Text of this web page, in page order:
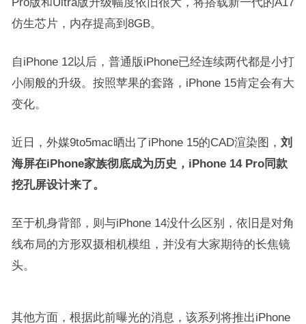
仿生芯片，内存提高到8GB。
自iPhone 12以后，普通版iPhone已经连续两代都是小打
小闹般的升级。按照苹果的套路，iPhone 15肯定会有大
变化。
近日，外媒9to5mac晒出了iPhone 15的CAD渲染图， 刘
海屏在iPhone家族彻底成为历史，iPhone 14 Pro同款
挖孔屏设计来了。
至于机身背部，则与iPhone 14没什么区别，依旧是对角
线布局的方形双摄相机模组，并没有大家期待的长焦镜
头。
其他方面，根据此前曝光的消息，该系列将推出iPhone